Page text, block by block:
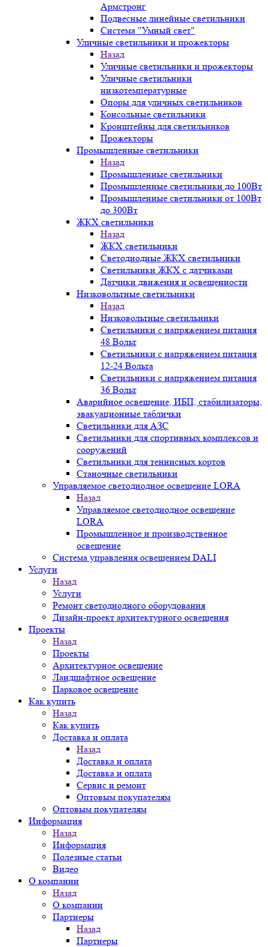
Армстронг
Подвесные линейные светильники
Система "Умный свет"
Уличные светильники и прожекторы
Назад
Уличные светильники и прожекторы
Уличные светильники
низкотемпературные
Опоры для уличных светильников
Консольные светильники
Кронштейны для светильников
Прожекторы
Промышленные светильники
Назад
Промышленные светильники
Промышленные светильники до 100Вт
Промышленные светильники от 100Вт
до 300Вт
ЖКХ светильники
Назад
ЖКХ светильники
Светодиодные ЖКХ светильники
Светильники ЖКХ с датчиками
Датчики движения и освещенности
Низковольтные светильники
Назад
Низковольтные светильники
Светильники с напряжением питания
48 Вольт
Светильники с напряжением питания
12-24 Вольта
Светильники с напряжением питания
36 Вольт
Аварийное освещение, ИБП, стабилизаторы,
эвакуационные таблички
Светильники для АЗС
Светильники для спортивных комплексов и
сооружений
Светильники для теннисных кортов
Станочные светильники
Управляемое светодиодное освещение LORA
Назад
Управляемое светодиодное освещение
LORA
Промышленное и производственное
освещение
Система управления освещением DALI
Услуги
Назад
Услуги
Ремонт светодиодного оборудования
Дизайн-проект архитектурного освещения
Проекты
Назад
Проекты
Архитектурное освещение
Ландшафтное освещение
Парковое освещение
Как купить
Назад
Как купить
Доставка и оплата
Назад
Доставка и оплата
Доставка и оплата
Сервис и ремонт
Оптовым покупателям
Оптовым покупателям
Информация
Назад
Информация
Полезные статьи
Видео
О компании
Назад
О компании
Партнеры
Назад
Партнеры